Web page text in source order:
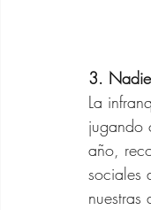
3. Nadie
La
jugando
año,
sociales